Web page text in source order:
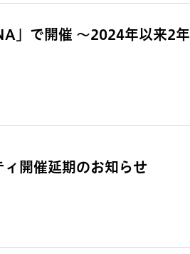
」で開催 ～2024年以来2年
開催延期のお知らせ